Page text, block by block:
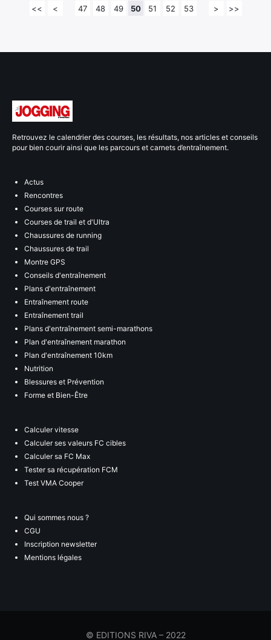
<< < 47 48 49 50 51 52 53 > >>
Retrouvez le calendrier des courses, les résultats, nos articles et conseils
pour bien courir ainsi que les parcours et carnets d’entraînement.
Actus
Rencontres
Courses sur route
Courses de trail et d'Ultra
Chaussures de running
Chaussures de trail
Montre GPS
Conseils d'entraînement
Plans d'entraînement
Entraînement route
Entraînement trail
Plans d'entraînement semi-marathons
Plan d'entraînement marathon
Plan d'entraînement 10km
Nutrition
Blessures et Prévention
Forme et Bien-Être
Calculer vitesse
Calculer ses valeurs FC cibles
Calculer sa FC Max
Tester sa récupération FCM
Test VMA Cooper
Qui sommes nous ?
CGU
Inscription newsletter
Mentions légales
© EDITIONS RIVA – 2022